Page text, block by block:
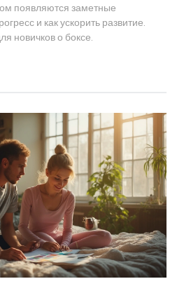
появляются заметные
и как ускорить развитие.
новичков о боксе.